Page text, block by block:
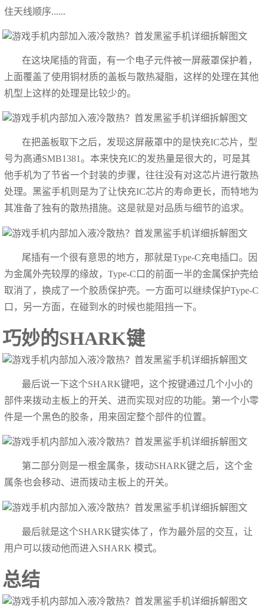
住天线顺序......
在这块尾插的背面，有一个电子元件被一屏蔽罩保护着，
上面覆盖了使用铜材质的盖板与散热凝脂，这样的处理在其他
机型上这样的处理是比较少的。
在把盖板取下之后，发现这屏蔽罩中的是快充IC芯片，型
号为高通SMB1381。本来快充IC的发热量是很大的，可是其
他手机为了节省一个封装的步骤，往往没有对这芯片进行散热
处理。黑鲨手机则是为了让快充IC芯片的寿命更长，而特地为
其准备了独有的散热措施。这是就是对品质与细节的追求。
尾插有一个很有意思的地方，那就是Type-C充电插口。因
为金属外壳较厚的缘故，Type-C口的前面一半的金属保护壳给
取消了，换成了一个胶质保护壳。一方面可以继续保护Type-C
口，另一方面，在碰到水的时候也能阻挡一下。
巧妙的SHARK键
最后说一下这个SHARK键吧，这个按键通过几个小小的
部件来拨动主板上的开关、进而实现对应的功能。第一个小零
件是一个黑色的胶条，用来固定整个部件的位置。
第二部分则是一根金属条，拨动SHARK键之后，这个金
属条也会移动、进而拨动主板上的开关。
最后就是这个SHARK键实体了，作为最外层的交互，让
用户可以拨动他而进入SHARK 模式。
总结